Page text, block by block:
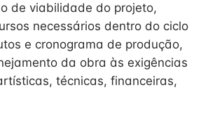
de viabilidade do projeto,
necessários dentro do ciclo
e cronograma de produção,
da obra às exigências
técnicas, financeiras,